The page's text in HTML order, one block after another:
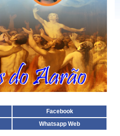
Facebook
Whatsapp Web